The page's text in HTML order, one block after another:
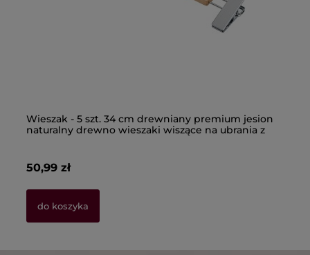
Wieszak - 5 szt. 34 cm drewniany premium jesion
naturalny drewno wieszaki wiszące na ubrania z
50,99 zł
do koszyka
Stoper - 200 szt. zacisk do sznurka 248, regulacja
długości
25,99 zł
do koszyka